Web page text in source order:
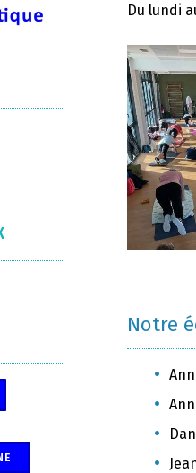
Du lundi
Notre